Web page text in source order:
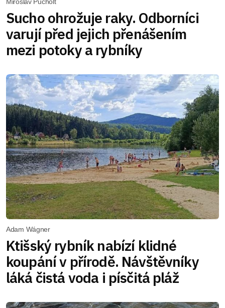
Sucho ohrožuje raky. Odborníci
varují před jejich přenášením
mezi potoky a rybníky
Adam Wágner
Ktišský rybník nabízí klidné
koupání v přírodě. Návštěvníky
láká čistá voda i písčitá pláž